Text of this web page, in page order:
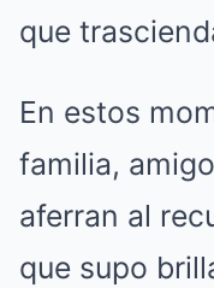
que
En estos
familia,
aferran al
que supo